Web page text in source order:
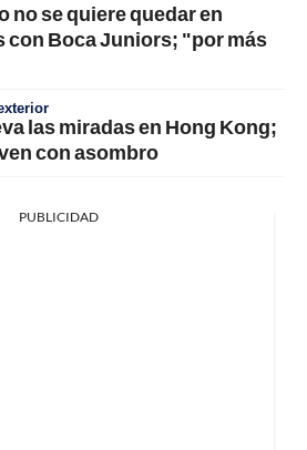
no se quiere quedar en
con Boca Juniors; "por más
las miradas en Hong Kong;
con asombro
PUBLICIDAD